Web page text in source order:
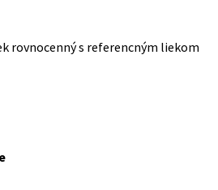
rovnocenný s referencným liekom